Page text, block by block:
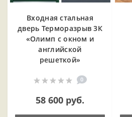
Входная cтальная
дверь Терморазрыв 3К
«Олимп с окном и
английской
решеткой»
0
58 600 руб.